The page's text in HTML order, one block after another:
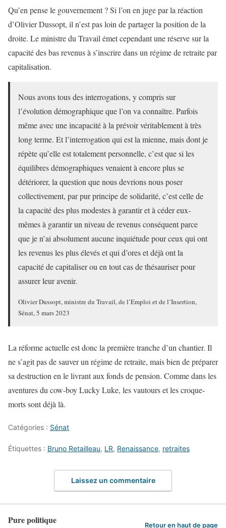
Qu’en pense le gouvernement ? Si l’on en juge par la réaction
d’Olivier Dussopt, il n’est pas loin de partager la position de la
droite. Le ministre du Travail émet cependant une réserve sur la
capacité des bas revenus à s’inscrire dans un régime de retraite par
capitalisation.
Nous avons tous des interrogations, y compris sur
l’évolution démographique que l’on va connaître. Parfois
même avec une incapacité à la prévoir véritablement à très
long terme. Et l’interrogation qui est la mienne, mais dont je
répète qu’elle est totalement personnelle, c’est que si les
équilibres démographiques venaient à encore plus se
détériorer, la question que nous devrions nous poser
collectivement, par pur principe de solidarité, c’est celle de
la capacité des plus modestes à garantir et à céder eux-
mêmes à garantir un niveau de revenus conséquent parce
que je n’ai absolument aucune inquiétude pour ceux qui ont
les revenus les plus élevés et qui d’ores et déjà ont la
capacité de capitaliser ou en tout cas de thésauriser pour
assurer leur avenir.
Olivier Dussopt, ministre du Travail, de l’Emploi et de l’Insertion,
Sénat, 5 mars 2023
La réforme actuelle est donc la première tranche d’un chantier. Il
ne s’agit pas de sauver un régime de retraite, mais bien de préparer
sa destruction en le livrant aux fonds de pension. Comme dans les
aventures du cow-boy Lucky Luke, les vautours et les croque-
morts sont déjà là.
Catégories : Sénat
Étiquettes : Bruno Retailleau, LR, Renaissance, retraites
Laissez un commentaire
Pure politique Retour en haut de page